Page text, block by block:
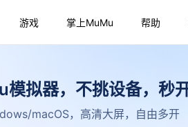
游戏 掌上MuMu 帮助
拟器，不挑设备，秒开
macOS，高清大屏，自由多开